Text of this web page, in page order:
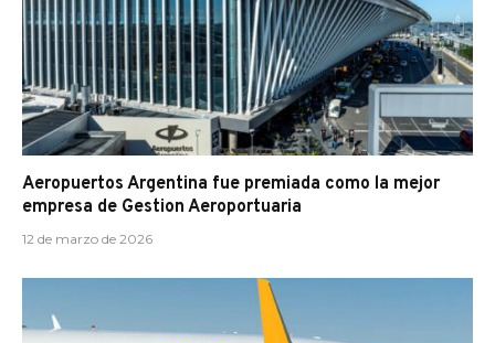
Aeropuertos Argentina fue premiada como la mejor
empresa de Gestion Aeroportuaria
12 de marzo de 2026